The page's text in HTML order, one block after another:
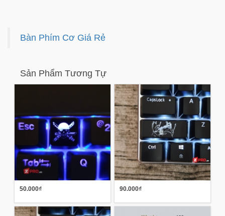
Bàn Phím Cơ Giá Rẻ
Sản Phẩm Tương Tự
50.000₫ 90.000₫